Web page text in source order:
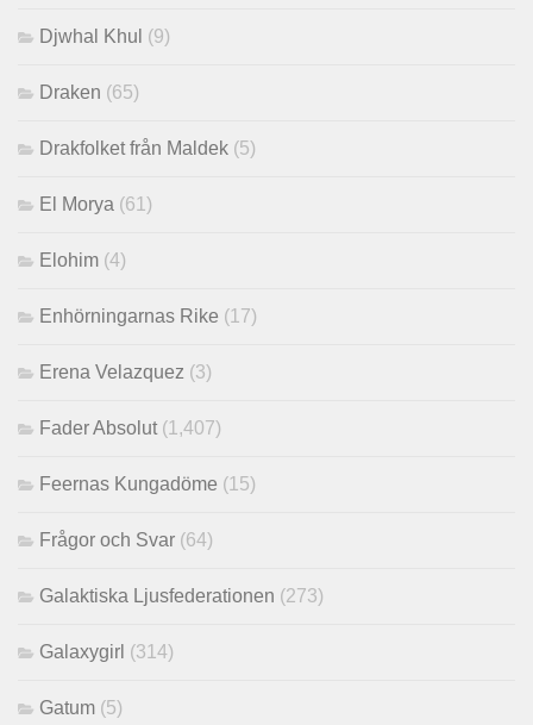
Djwhal Khul (9)
Draken (65)
Drakfolket från Maldek (5)
El Morya (61)
Elohim (4)
Enhörningarnas Rike (17)
Erena Velazquez (3)
Fader Absolut (1,407)
Feernas Kungadöme (15)
Frågor och Svar (64)
Galaktiska Ljusfederationen (273)
Galaxygirl (314)
Gatum (5)